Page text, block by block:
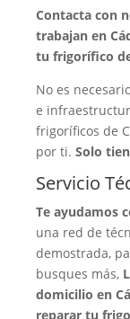
Contacta con
trabajan en
tu frigorífico
No es
e
frigoríficos de
por ti. Solo
Servicio
Te ayudamos
una red de
demostrada,
busques más,
domicilio en
reparar tu